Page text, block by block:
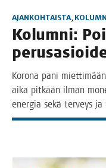
AJANKOHTAISTA,
Kolum­ni:
Koro­na pani
aika pit­kään ilman
ener­gia sekä ter­veys ja